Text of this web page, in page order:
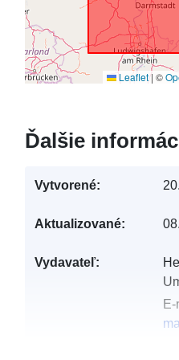
Leaflet | ©
Ďalšie
Vytvorené:
Aktualizované:
Vydavateľ:
E-